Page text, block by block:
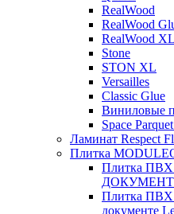
RealWood
RealWood
RealWood
Stone
STON XL
Versailles
Classic Glue
Виниловые
Space
Ламинат Respect
Плитка
Плитка ПВХ
Плитка ПВХ
документе